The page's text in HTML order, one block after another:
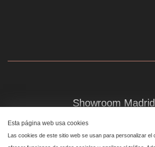
Showroom Madrid
Plaza de Canalejas 6, 4 izq
Centro, 28014 Madrid
Esta página web usa cookies
Las cookies de este sitio web se usan para personalizar el